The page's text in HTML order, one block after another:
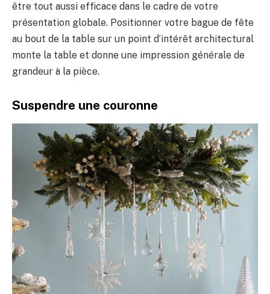
être tout aussi efficace dans le cadre de votre
présentation globale. Positionner votre bague de fête
au bout de la table sur un point d’intérêt architectural
monte la table et donne une impression générale de
grandeur à la pièce.
Suspendre une couronne